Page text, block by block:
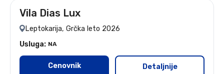
Vila Dias Lux
Leptokarija, Grčka leto 2026
Usluga: NA
Cenovnik Detaljnije